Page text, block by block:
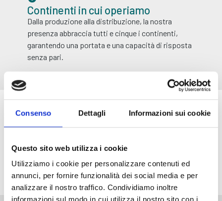
Consenso Dettagli Informazioni sui cookie
Questo sito web utilizza i cookie
Utilizziamo i cookie per personalizzare contenuti ed
annunci, per fornire funzionalità dei social media e per
analizzare il nostro traffico. Condividiamo inoltre
Continenti in cui operiamo
Dalla produzione alla distribuzione, la nostra
presenza abbraccia tutti e cinque i continenti,
garantendo una portata e una capacità di risposta
senza pari.
Referenze